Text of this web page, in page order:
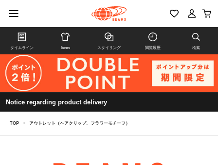
タイムライン Items スタイリング 閲覧履歴 検索
Notice regarding product delivery
TOP > アウトレット（ヘアクリップ、フラワーモチーフ）